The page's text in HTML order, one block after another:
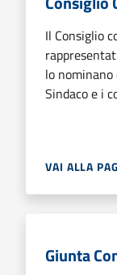
Il Consiglio
lo
Sindaco e i
VAI ALLA
Giunta